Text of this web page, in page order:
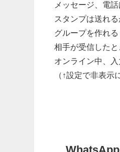
メッセージ、電
スタンプは送れ
グループを作れる
相手が受信した
オンライン中、
（↑設定で非表示